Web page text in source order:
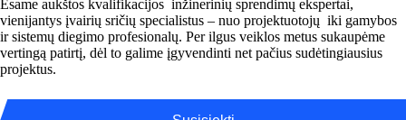
Esame aukštos kvalifikacijos inžinerinių sprendimų ekspertai,
vienijantys įvairių sričių specialistus – nuo projektuotojų iki gamybos
ir sistemų diegimo profesionalų. Per ilgus veiklos metus sukaupėme
vertingą patirtį, dėl to galime įgyvendinti net pačius sudėtingiausius
projektus.